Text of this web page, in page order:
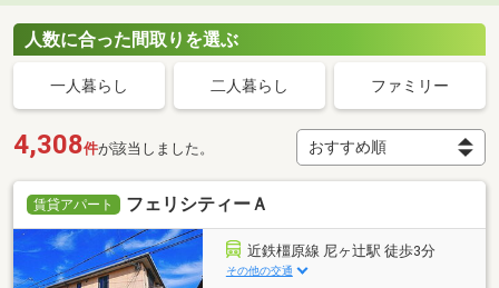
人数に合った間取りを選ぶ
一人暮らし 二人暮らし ファミリー
4,308件が該当しました。
賃貸アパート フェリシティーＡ
近鉄橿原線 尼ヶ辻駅 徒歩3分
その他の交通